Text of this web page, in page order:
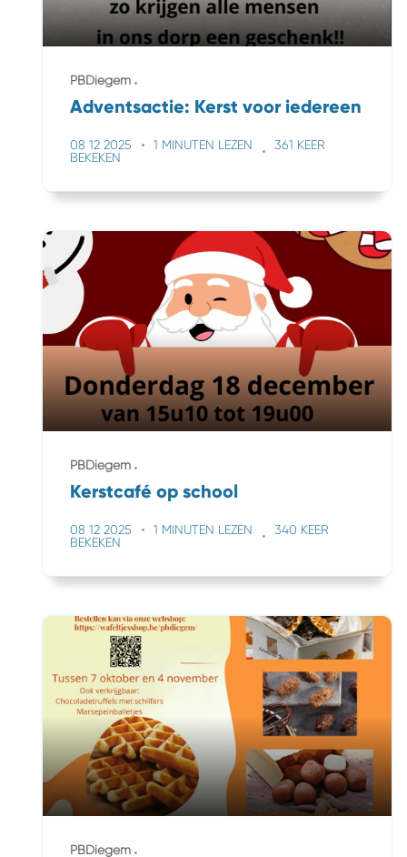
PBDiegem
Adventsactie: Kerst voor iedereen
08 12 2025 1 MINUTEN LEZEN
361 KEER
BEKEKEN
PBDiegem
Kerstcafé op school
08 12 2025 1 MINUTEN LEZEN
340 KEER
BEKEKEN
PBDiegem